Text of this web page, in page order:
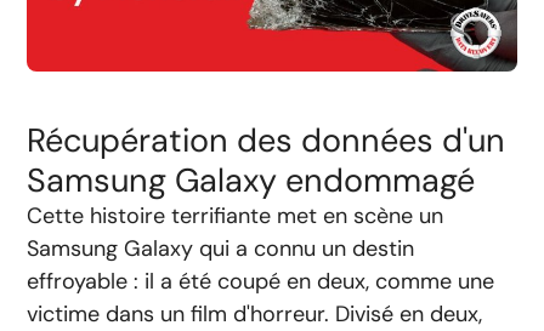
Récupération des données d'un
Samsung Galaxy endommagé
Cette histoire terrifiante met en scène un
Samsung Galaxy qui a connu un destin
effroyable : il a été coupé en deux, comme une
victime dans un film d'horreur. Divisé en deux,